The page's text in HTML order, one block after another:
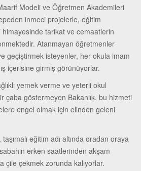
Modeli ve Öğretmen Akademileri
inmeci projelerle, eğitim
tarikat ve cemaatlerin
Atanmayan öğretmenler
geçiştirmek isteyenler, her okula imam
içerisine girmiş görünüyorlar.
yemek verme ve yeterli okul
çaba göstermeyen Bakanlık, bu hizmeti
engel olmak için elinden geleni
taşımalı eğitim adı altında oradan oraya
erken saatlerinden akşam
çile çekmek zorunda kalıyorlar.